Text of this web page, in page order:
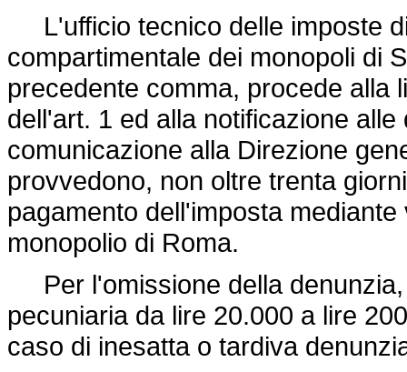
L'ufficio tecnico delle imposte
compartimentale dei monopoli di
precedente comma, procede alla
dell'art. 1 ed alla notificazione
comunicazione alla Direzione
provvedono, non oltre trenta
pagamento dell'imposta
monopolio di Roma.
Per l'omissione della denunzia,
pecuniaria da lire 20.000 a lire
caso di inesatta o tardiva